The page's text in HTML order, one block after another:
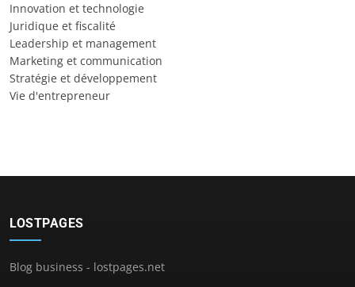
Innovation et technologie
Juridique et fiscalité
Leadership et management
Marketing et communication
Stratégie et développement
Vie d'entrepreneur
LOSTPAGES
Blog business - lostpages.net